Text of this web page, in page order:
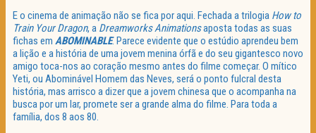
E o cinema de animação não se fica por aqui. Fechada a trilogia How to
Train Your Dragon, a Dreamworks Animationsaposta todas as suas
fichas em ABOMINABLE. Parece evidente que o estúdio aprendeu bem
a lição e a história de uma jovem menina órfã e do seu gigantesco novo
amigo toca-nos ao coração mesmo antes do filme começar. O mítico
Yeti, ou Abominável Homem das Neves, será o ponto fulcral desta
história, mas arrisco a dizer que a jovem chinesa que o acompanha na
busca por um lar, promete ser a grande alma do filme. Para toda a
família, dos 8 aos 80.